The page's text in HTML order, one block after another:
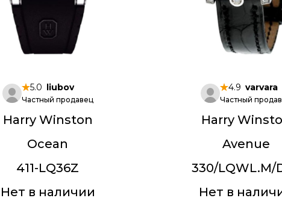
5.0 liubov
Частный продавец
Harry Winston
Ocean
411-LQ36Z
Нет в наличии
4.9 varvara
Частный
Harry
Avenue
330/LQWL.M/
Нет в